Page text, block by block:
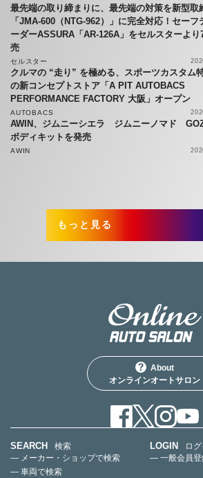
最先端の取り締まりに、最先端の対策を新型取
「JMA-600（NTG-962）」に完全対応！セーフ
ーダーASSURA「AR-126A」をセルスターより
売
セルスター
クルマの “走り” を極める、スポーツカスタム
の新コンセプトストア「A PIT AUTOBACS
PERFORMANCE FACTORY 大阪」オープン
AUTOBACS
AWIN、ジムニーシエラ ジムニーノマド
ボディキットを発売
AWIN
もっと見る
About
オンラインオートサロン
SEARCH
検索
— メーカー・ショップで検索
— 車両で検索
LOGIN
ロ
— 一般会員登